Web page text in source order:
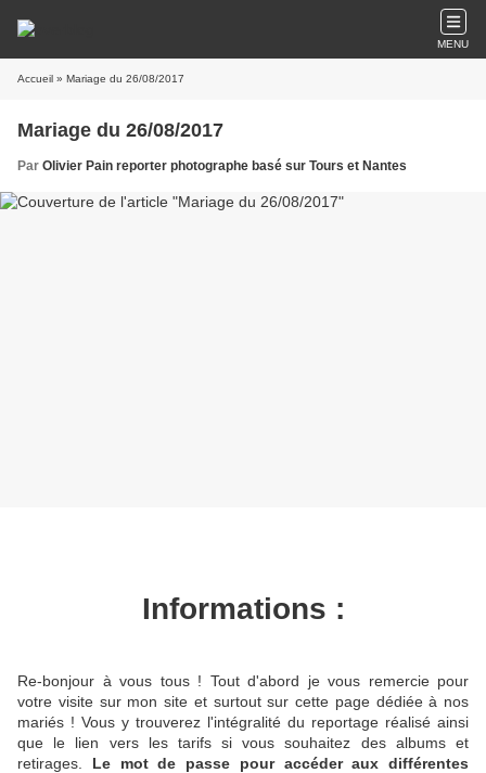
MENU
Accueil » Mariage du 26/08/2017
Mariage du 26/08/2017
Par Olivier Pain reporter photographe basé sur Tours et Nantes
Informations :
Re-bonjour à vous tous ! Tout d'abord je vous remercie pour
votre visite sur mon site et surtout sur cette page dédiée à nos
mariés ! Vous y trouverez l'intégralité du reportage réalisé ainsi
que le lien vers les tarifs si vous souhaitez des albums et
retirages. Le mot de passe pour accéder aux différentes